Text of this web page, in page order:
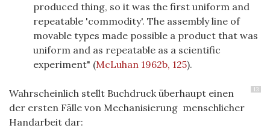
produced thing, so it was the first uniform and
repeatable 'commodity'. The assembly line of
movable types made possible a product that was
uniform and as repeatable as a scientific
experiment" (McLuhan 1962b, 125).
13
Wahrscheinlich stellt Buchdruck überhaupt einen
der ersten Fälle von Mechanisierung menschlicher
Handarbeit dar: